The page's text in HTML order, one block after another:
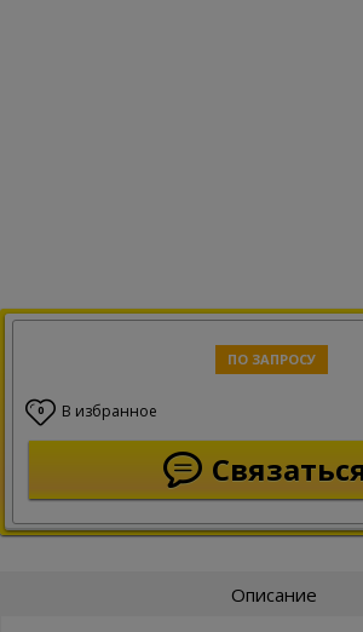
ПО ЗАПРОСУ
0 В избранное
Описание